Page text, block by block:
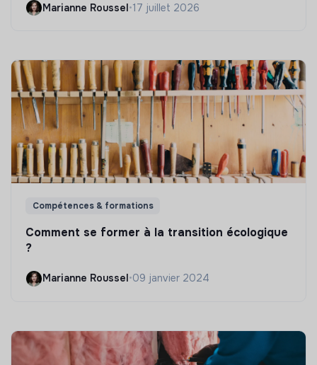
Marianne Roussel•17 juillet 2026
Compétences & formations
Comment se former à la transition écologique
?
Marianne Roussel •09 janvier 2024